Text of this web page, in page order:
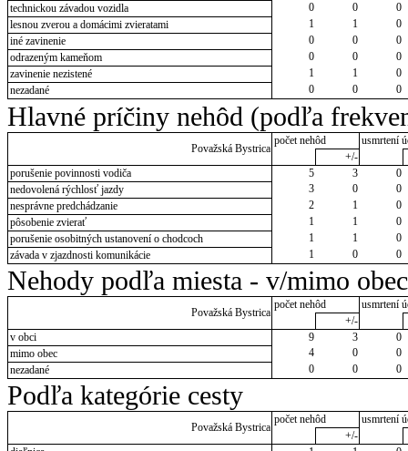
technickou závadou vozidla
0 0
0
lesnou zverou a domácimi zvieratami
1 1
0
iné zavinenie
0 0
0
odrazeným kameňom
0 0
0
zavinenie nezistené
1 1
0
nezadané
0 0 0
Hlavné príčiny nehôd (podľa
Považská Bystrica
počet nehôd
usmrtení
+/-
porušenie povinnosti vodiča
5 3
0
nedovolená rýchlosť jazdy
3 0
0
nesprávne predchádzanie
2 1
0
pôsobenie zvierať
1 1
0
porušenie osobitných ustanovení o chodcoch
1 1
0
závada v zjazdnosti komunikácie
1 0 0
Nehody podľa miesta - v/mimo obec
Považská Bystrica
počet nehôd
usmrtení
+/-
v obci
9 3
0
mimo obec
4 0
0
nezadané
0 0 0
Podľa kategórie cesty
Považská Bystrica
počet nehôd
usmrtení
+/-